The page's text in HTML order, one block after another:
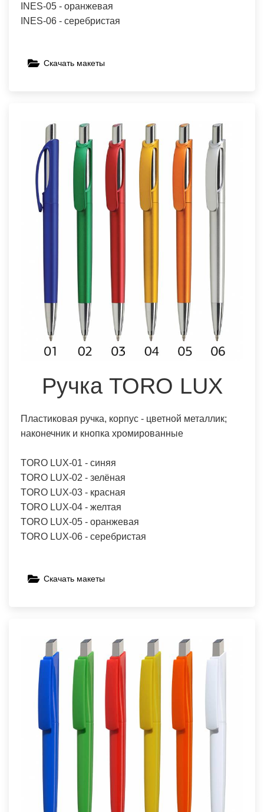
INES-05 - оранжевая
INES-06 - серебристая
Скачать макеты
Ручка TORO LUX
Пластиковая ручка, корпус - цветной металлик;
наконечник и кнопка хромированные
TORO LUX-01 - синяя
TORO LUX-02 - зелёная
TORO LUX-03 - красная
TORO LUX-04 - желтая
TORO LUX-05 - оранжевая
TORO LUX-06 - серебристая
Скачать макеты